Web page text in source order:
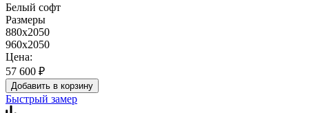
Белый софт
Размеры
880x2050
960x2050
Цена:
57 600 ₽
Добавить в корзину
Быстрый замер